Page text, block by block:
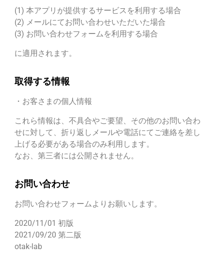
(1) 本アプリが提供するサービスを利用する場合
(2) メールにてお問い合わせいただいた場合
(3) お問い合わせフォームを利用する場合
に適用されます。
取得する情報
・お客さまの個人情報
これら情報は、不具合やご要望、その他のお問い合わ
せに対して、折り返しメールや電話にてご連絡を差し
上げる必要がある場合のみ利用します。
なお、第三者には公開されません。
お問い合わせ
お問い合わせフォームよりお願いします。
2020/11/01 初版
2021/09/20 第二版
otak-lab